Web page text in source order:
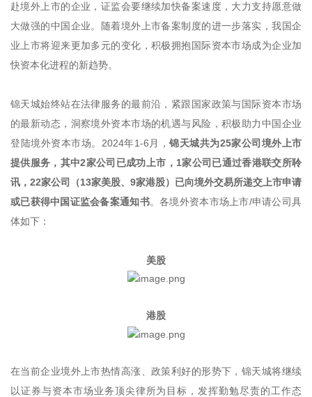
赴境外上市的企业，证监会要继续加快备案速度，大力支持愿意做
大做强的中国企业。随着境外上市备案制度的进一步落实，我国企
业上市将迎来更加多元的变化，积极拥抱国际资本市场成为企业加
快资本化进程的新趋势。
锦天城始终站在法律服务的最前沿，紧跟国家政策与国际资本市场
的最新动态，洞察境外资本市场的机遇与风险，积极助力中国企业
登陆境外资本市场。2024年1-6月， 锦天城共为25家公司境外上市
提供服务，其中2家公司已成功上市，1家公司已通过香港联交所聆
讯，22家公司（13家美股、9家港股）已向境外交易所递交上市申请
或已获得中国证监会备案通知书。各境外资本市场上市/申请公司具
体如下：
美股
港股
在当前企业境外上市热情高涨、政策利好的形势下，锦天城将继续
以证券与资本市场业务顶尖律所为目标，发挥勤勉尽责的工作态